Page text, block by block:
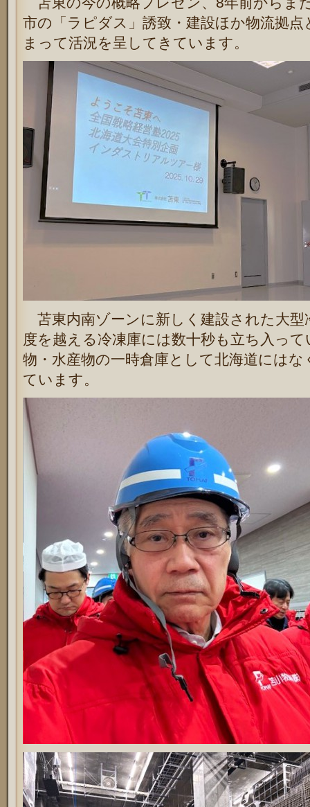
市の「ラピダス」誘致・建設ほか物流拠
まって活況を呈してきています。
苫東内南ゾーンに新しく建設された大型
度を越える冷凍庫には数十秒も立ち入っ
物・水産物の一時倉庫として北海道には
ています。